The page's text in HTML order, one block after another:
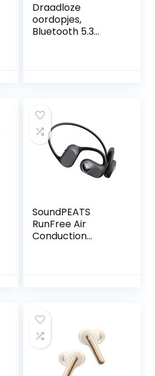
Draadloze
oordopjes,
Bluetooth 5.3
oorhaak IP7
waterdicht, 48H
stereo bas/USB-
C/LED
SoundPEATS
RunFree Air
Conduction
Zweetbestendige
met Microfoons,
Multipint-
Verbinding, Totaal
14 Uur Zwart